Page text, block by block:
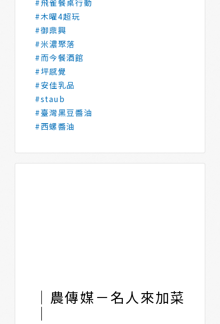
#飛雀餐桌行動
#木曜4超玩
#御鼎興
#米濃聚落
#而今餐酒館
#坪感覺
#安佳乳品
#staub
#臺灣黑豆醬油
#西螺醬油
｜農傳媒－名人來加菜
｜